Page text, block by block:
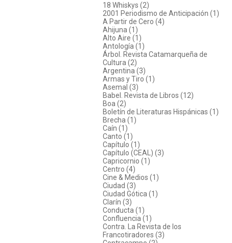
18 Whiskys (2)
2001 Periodismo de Anticipación (1)
A Partir de Cero (4)
Ahijuna (1)
Alto Aire (1)
Antología (1)
Árbol. Revista Catamarqueña de
Cultura (2)
Argentina (3)
Armas y Tiro (1)
Asemal (3)
Babel. Revista de Libros (12)
Boa (2)
Boletín de Literaturas Hispánicas (1)
Brecha (1)
Caín (1)
Canto (1)
Capítulo (1)
Capítulo (CEAL) (3)
Capricornio (1)
Centro (4)
Cine & Medios (1)
Ciudad (3)
Ciudad Gótica (1)
Clarín (3)
Conducta (1)
Confluencia (1)
Contra. La Revista de los
Francotiradores (3)